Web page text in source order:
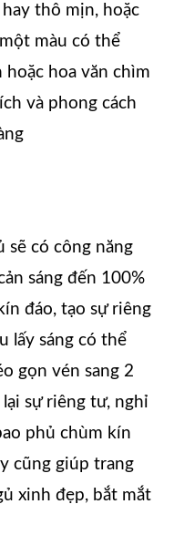
thô mịn, hoặc
màu có thể
hoa văn chìm
và phong cách
sẽ có công năng
sáng đến 100%
đáo, tạo sự riêng
lấy sáng có thể
gọn vén sang 2
lại sự riêng tư, nghỉ
phủ chùm kín
cũng giúp trang
xinh đẹp, bắt mắt